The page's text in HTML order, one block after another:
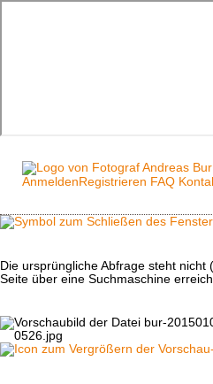
Anmelden Registrieren FAQ
Die ursprüngliche Abfrage steht
Seite über eine Suchmaschine